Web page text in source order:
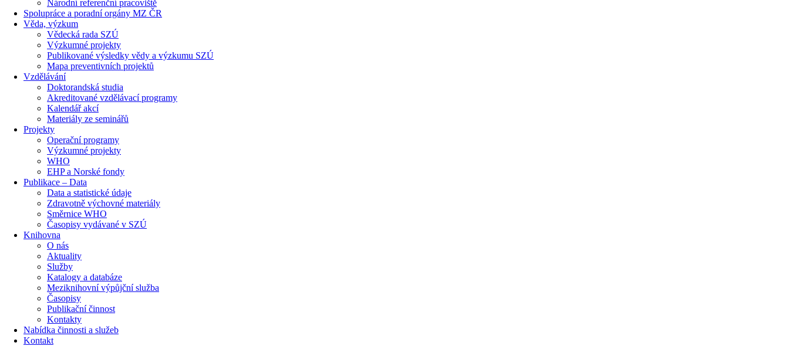
Národní referenční pracoviště
Spolupráce a poradní orgány MZ ČR
Věda, výzkum
Vědecká rada SZÚ
Výzkumné projekty
Publikované výsledky vědy a výzkumu SZÚ
Mapa preventivních projektů
Vzdělávání
Doktorandská studia
Akreditované vzdělávací programy
Kalendář akcí
Materiály ze seminářů
Projekty
Operační programy
Výzkumné projekty
WHO
EHP a Norské fondy
Publikace – Data
Data a statistické údaje
Zdravotně výchovné materiály
Směrnice WHO
Časopisy vydávané v SZÚ
Knihovna
O nás
Aktuality
Služby
Katalogy a databáze
Meziknihovní výpůjční služba
Časopisy
Publikační činnost
Kontakty
Nabídka činnosti a služeb
Kontakt